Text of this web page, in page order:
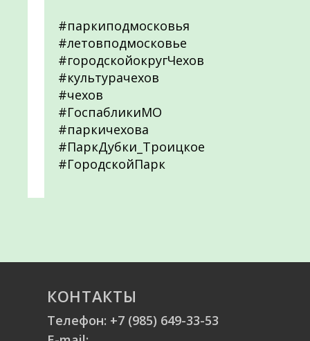
#паркиподмосковья
#летовподмосковье
#городскойокругЧехов
#культурачехов
#чехов
#ГоспабликиМО
#паркичехова
#ПаркДубки_Троицкое
#ГородскойПарк
КОНТАКТЫ
Телефон: +7 (985) 649-33-53